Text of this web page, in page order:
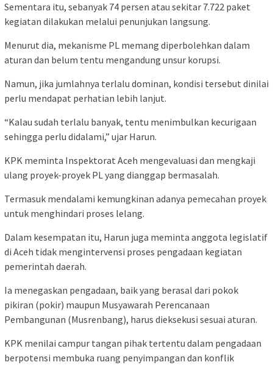
Sementara itu, sebanyak 74 persen atau sekitar 7.722 paket
kegiatan dilakukan melalui penunjukan langsung.
Menurut dia, mekanisme PL memang diperbolehkan dalam
aturan dan belum tentu mengandung unsur korupsi.
Namun, jika jumlahnya terlalu dominan, kondisi tersebut dinilai
perlu mendapat perhatian lebih lanjut.
“Kalau sudah terlalu banyak, tentu menimbulkan kecurigaan
sehingga perlu didalami,” ujar Harun.
KPK meminta Inspektorat Aceh mengevaluasi dan mengkaji
ulang proyek-proyek PL yang dianggap bermasalah.
Termasuk mendalami kemungkinan adanya pemecahan proyek
untuk menghindari proses lelang.
Dalam kesempatan itu, Harun juga meminta anggota legislatif
di Aceh tidak mengintervensi proses pengadaan kegiatan
pemerintah daerah.
Ia menegaskan pengadaan, baik yang berasal dari pokok
pikiran (pokir) maupun Musyawarah Perencanaan
Pembangunan (Musrenbang), harus dieksekusi sesuai aturan.
KPK menilai campur tangan pihak tertentu dalam pengadaan
berpotensi membuka ruang penyimpangan dan konflik